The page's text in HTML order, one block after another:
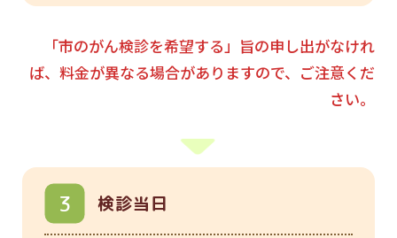
「市のがん検診を希望する」旨の申し出がなけれ
ば、料金が異なる場合がありますので、ご注意くだ
さい。
検診当日